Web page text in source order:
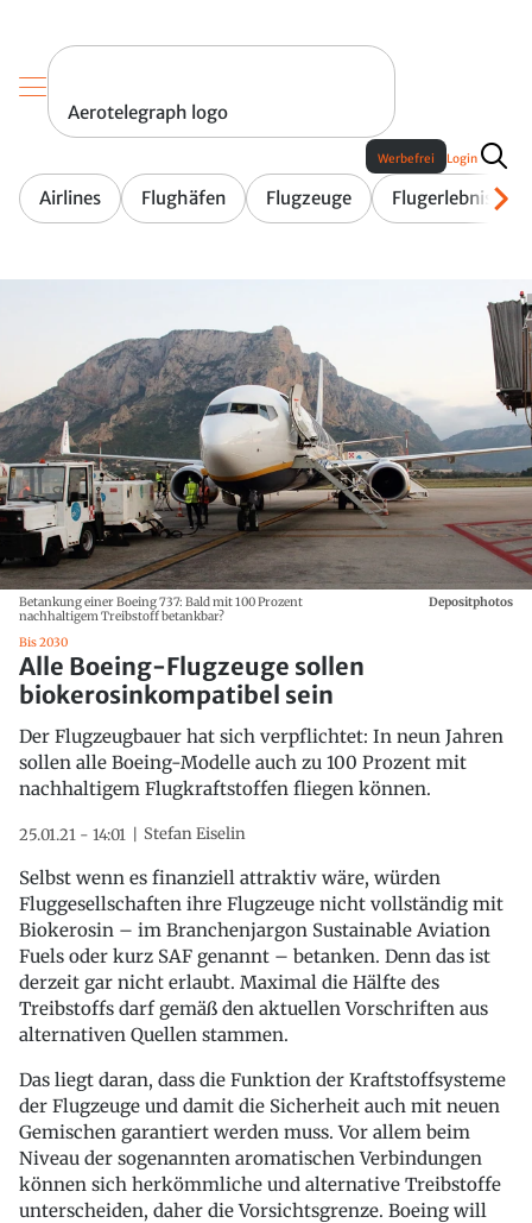
Aerotelegraph logo
Airlines Flughäfen Flugzeuge Flugerlebnis
Werbefrei Login
Betankung einer Boeing 737: Bald mit 100 Prozent
nachhaltigem Treibstoff betankbar?
Depositphotos
Bis 2030
Alle Boeing-Flugzeuge sollen
biokerosinkompatibel sein
Der Flugzeugbauer hat sich verpflichtet: In neun Jahren
sollen alle Boeing-Modelle auch zu 100 Prozent mit
nachhaltigem Flugkraftstoffen fliegen können.
25.01.21 - 14:01 Stefan Eiselin
Selbst wenn es finanziell attraktiv wäre, würden
Fluggesellschaften ihre Flugzeuge nicht vollständig mit
Biokerosin – im Branchenjargon Sustainable Aviation
Fuels oder kurz SAF genannt – betanken. Denn das ist
derzeit gar nicht erlaubt. Maximal die Hälfte des
Treibstoffs darf gemäß den aktuellen Vorschriften aus
alternativen Quellen stammen.
Das liegt daran, dass die Funktion der Kraftstoffsysteme
der Flugzeuge und damit die Sicherheit auch mit neuen
Gemischen garantiert werden muss. Vor allem beim
Niveau der sogenannten aromatischen Verbindungen
können sich herkömmliche und alternative Treibstoffe
unterscheiden, daher die Vorsichtsgrenze. Boeing will